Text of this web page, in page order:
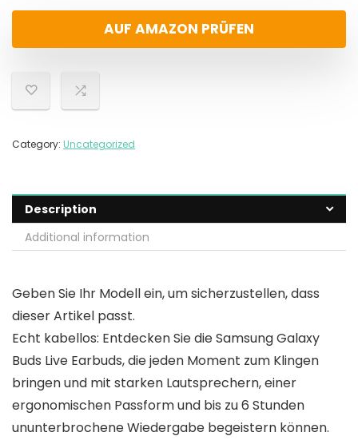
AUF AMAZON PRÜFEN
Category: Uncategorized
Description
Additional information
Geben Sie Ihr Modell ein, um sicherzustellen, dass
dieser Artikel passt.
Echt kabellos: Entdecken Sie die Samsung Galaxy
Buds Live Earbuds, die jeden Moment zum Klingen
bringen und mit starken Lautsprechern, einer
ergonomischen Passform und bis zu 6 Stunden
ununterbrochene Wiedergabe begeistern können.